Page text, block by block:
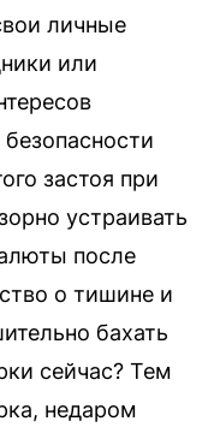
личные
или
застоя при
устраивать
после
о тишине и
бахать
сейчас? Тем
недаром